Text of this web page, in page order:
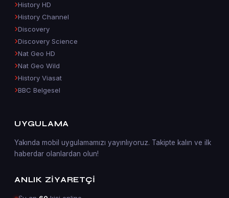
History HD
History Channel
Discovery
Discovery Science
Nat Geo HD
Nat Geo Wild
History Viasat
BBC Belgesel
UYGULAMA
Yakında mobil uygulamamızı yayınlıyoruz. Takipte kalın ve ilk
haberdar olanlardan olun!
ANLIK ZIYARETÇI